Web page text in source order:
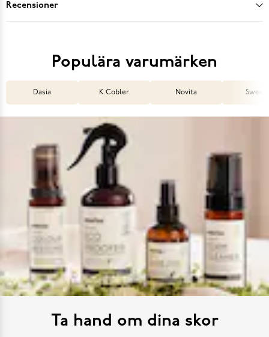
Recensioner
Populära varumärken
Dasia K.Cobler Novita
Ta hand om dina skor